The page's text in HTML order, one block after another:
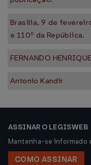
Brasília, 9 de
e 110º da República.
FERNANDO
Antonio Kandir
ASSINAR O LEGISWEB
Mantenha-se informado
COMO ASSINAR